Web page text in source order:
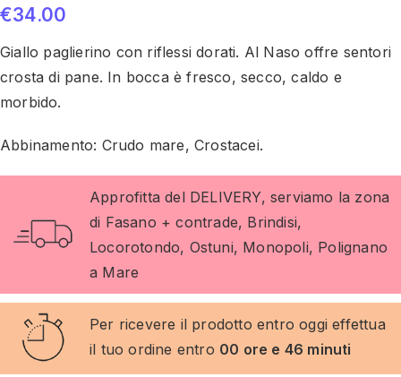
€34.00
Giallo paglierino con riflessi dorati. Al Naso offre sentori
crosta di pane. In bocca è fresco, secco, caldo e
morbido.
Abbinamento: Crudo mare, Crostacei.
Approfitta del DELIVERY, serviamo la zona
di Fasano + contrade, Brindisi,
Locorotondo, Ostuni, Monopoli, Polignano
a Mare
Per ricevere il prodotto entro oggi effettua
il tuo ordine entro 00 ore e 46 minuti